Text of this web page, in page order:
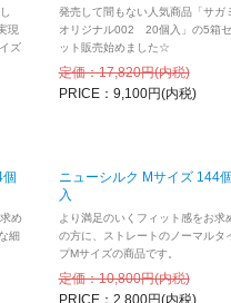
2022.02.01
2月のスペ
ト」です！
2021.12.20 2021年の
2021.12.01 12月のス
2021.08.01 8月のスペ
2021.07.01
7月のスペ
ト」です！
ト」です！
現
ズ
発売して間もない人気商品「サガ
オリジナル002 20個入」の5箱セ
ット販売始めました☆
定価：17,820円(内税)
PRICE：9,100円(内税)
個
め
細
ニューシルク Mサイズ 144
入
より満足のいくフィット感をお求
の方に、ストレートのノーマルタ
プMサイズの商品です。
定価：10,800円(内税)
PRICE：2,800円(内税)